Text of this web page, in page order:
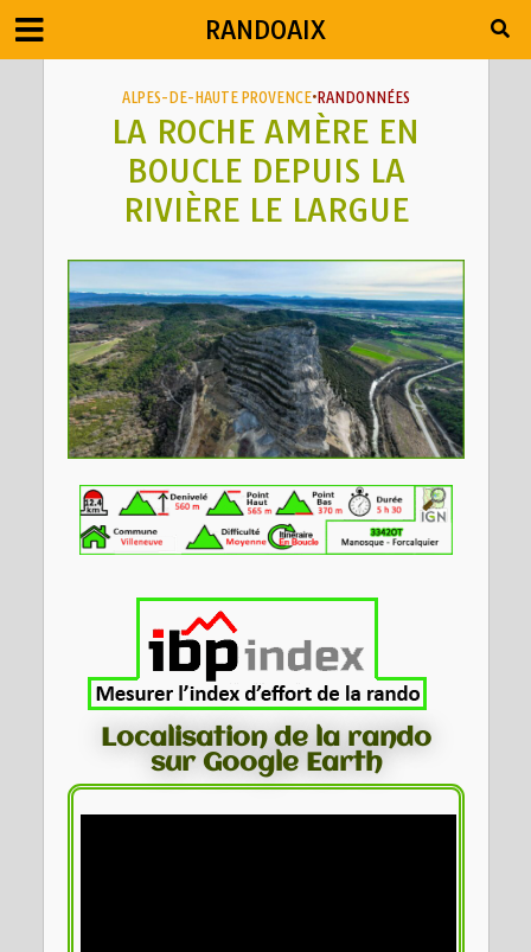
RANDOAIX
ALPES-DE-HAUTE PROVENCE• RANDONNÉES
LA ROCHE AMÈRE EN
BOUCLE DEPUIS LA
RIVIÈRE LE LARGUE
Localisation de la rando
sur Google Earth